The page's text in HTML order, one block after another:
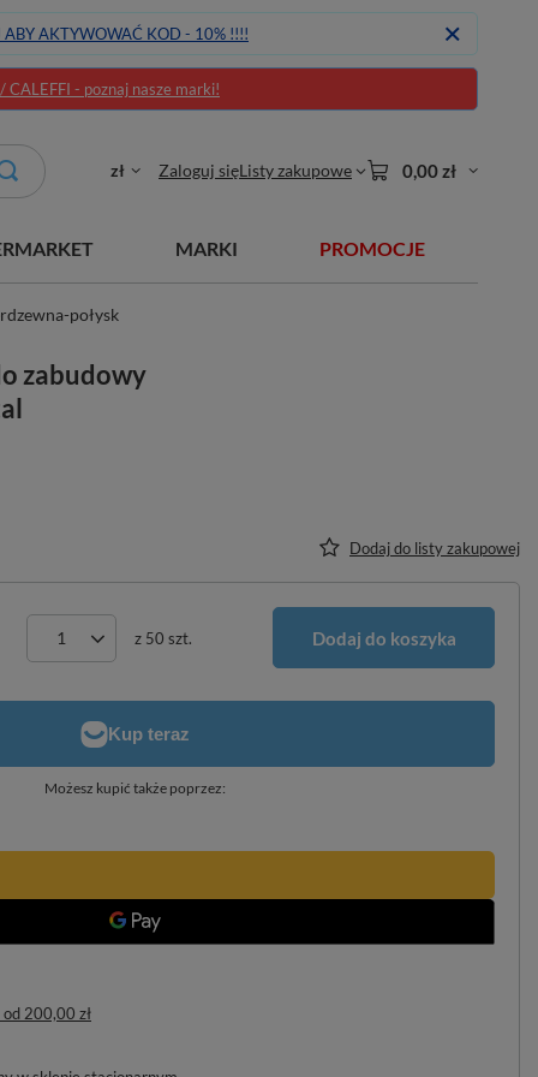
ABY AKTYWOWAĆ KOD - 10% !!!!
- poznaj nasze marki!
zł Zaloguj sięListy zakupowe 0,00 zł
MARKI PROMOCJE
połysk
zabudowy
Dodaj do listy zakupowej
z 50 szt. Dodaj do koszyka
Możesz kupić także poprzez:
od 200,00 zł